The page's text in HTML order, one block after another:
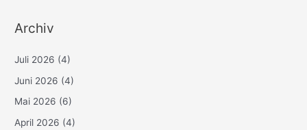
Archiv
Juli 2026 (4)
Juni 2026 (4)
Mai 2026 (6)
April 2026 (4)